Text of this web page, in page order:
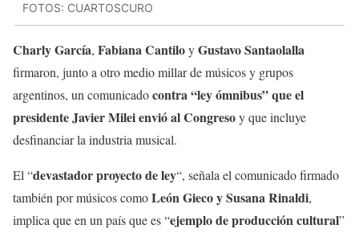
FOTOS: CUARTOSCURO
Charly García, Fabiana CantiloyGustavo Santaolalla
firmaron, junto a otro medio millar de músicos y grupos
argentinos, un comunicadocontra “ley ómnibus” que el
presidente Javier Milei envió al Congresoy que incluye
desfinanciar la industria musical.
El “devastador proyecto de ley“, señala el comunicado firmado
también por músicos comoLeón Gieco y Susana Rinaldi,
implica que en un país que es “ejemplo de producción cultural”